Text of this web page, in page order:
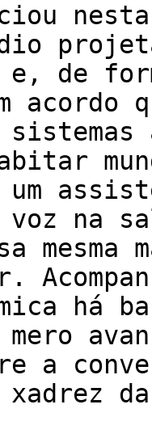
e, de
acordo
um
voz na
há
mero
a
xadrez